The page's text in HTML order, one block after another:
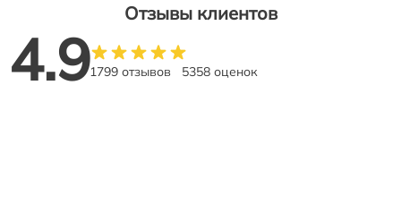
Отзывы клиентов
4.91799 отзывов 5358 оценок